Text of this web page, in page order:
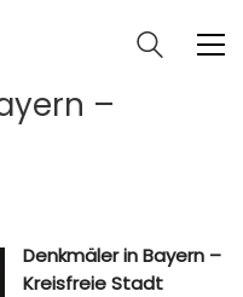
–
Denkmäler in Bayern –
Kreisfreie Stadt